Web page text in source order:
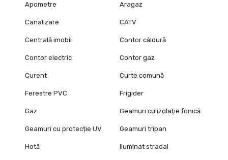
Apometre Aragaz
Canalizare CATV
Centrală imobil Contor căldură
Contor electric Contor gaz
Curent Curte comună
Ferestre PVC Frigider
Gaz Geamuri cu izolație fonică
Geamuri cu protecție UV Geamuri tripan
Hotă Iluminat stradal